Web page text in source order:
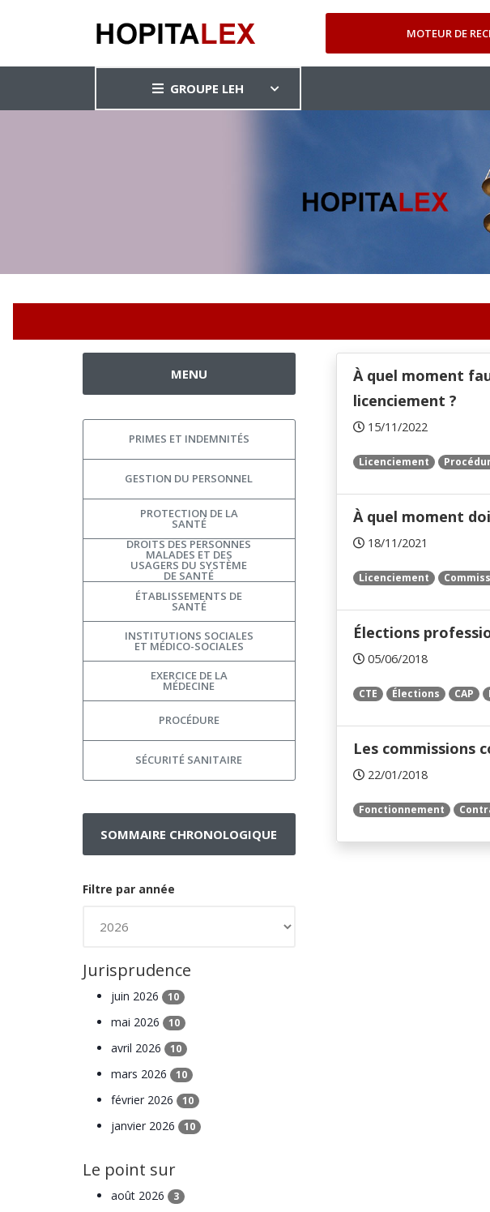
MOTEUR DE
GROUPE LEH
À quel moment
licenciement ?
15/11/2022
Licenciement
À quel moment
18/11/2021
Licenciement
Élections
05/06/2018
CTE Élections CAP
Les commissions
22/01/2018
Fonctionnement
MENU
PRIMES ET INDEMNITÉS
GESTION DU PERSONNEL
PROTECTION DE LA
SANTÉ
DROITS DES PERSONNES
MALADES ET DES
USAGERS DU SYSTÈME
DE SANTÉ
ÉTABLISSEMENTS DE
SANTÉ
INSTITUTIONS SOCIALES
ET MÉDICO-SOCIALES
EXERCICE DE LA
MÉDECINE
PROCÉDURE
SÉCURITÉ SANITAIRE
SOMMAIRE CHRONOLOGIQUE
Filtre par année
Jurisprudence
juin 2026 10
mai 2026 10
avril 2026 10
mars 2026 10
février 2026 10
janvier 2026 10
Le point sur
août 2026 3